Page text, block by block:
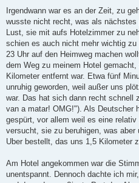
Irgendwann war es an der Zeit, zu
wusste nicht recht, was als
Lust, sie mit aufs Hotelzimmer zu
schien es auch nicht mehr wichtig
23 Uhr auf den Heimweg machen
dem Weg zu meinem Hotel
Kilometer entfernt war. Etwa fünf
unruhig geworden, weil außer uns
war. Das hat sich dann recht schnell
van a matar! OMG!"). Als Deutscher
gespürt, vor allem weil es eine
versucht, sie zu beruhigen, was aber
Uber bestellt, das uns 1,5 Kilometer
Am Hotel angekommen war die
unentspannt. Dennoch dachte ich